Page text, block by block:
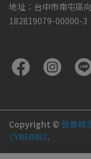
地址：台中市南屯區
182819079-00000-3
Copyright © 營養概
CYBERBIZ.